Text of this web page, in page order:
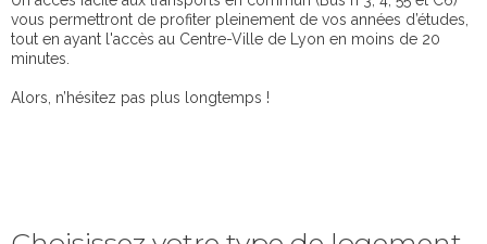
vous permettront de profiter pleinement de vos années d’études,
tout en ayant l'accès au Centre-Ville de Lyon en moins de 20
minutes.
Alors, n’hésitez pas plus longtemps !